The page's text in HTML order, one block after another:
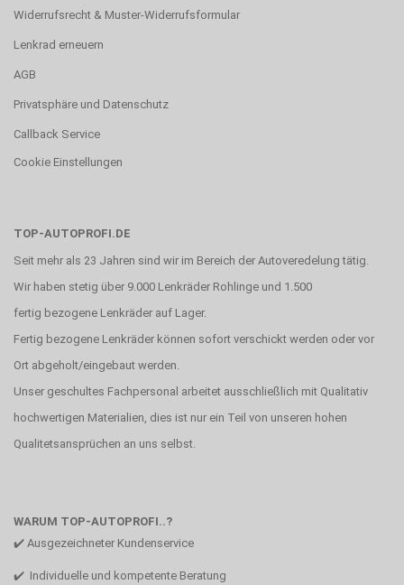
Widerrufsrecht & Muster-Widerrufsformular
Lenkrad erneuern
AGB
Privatsphäre und Datenschutz
Callback Service
Cookie Einstellungen
TOP-AUTOPROFI.DE
Seit mehr als 23 Jahren sind wir im Bereich der Autoveredelung tätig.
Wir haben stetig über 9.000 Lenkräder Rohlinge und 1.500
fertig bezogene Lenkräder auf Lager.
Fertig bezogene Lenkräder können sofort verschickt werden oder vor
Ort abgeholt/eingebaut werden.
Unser geschultes Fachpersonal arbeitet ausschließlich mit Qualitativ
hochwertigen Materialien, dies ist nur ein Teil von unseren hohen
Qualitetsansprüchen an uns selbst.
WARUM TOP-AUTOPROFI..?
✔️ Ausgezeichneter Kundenservice
✔️ Individuelle und kompetente Beratung